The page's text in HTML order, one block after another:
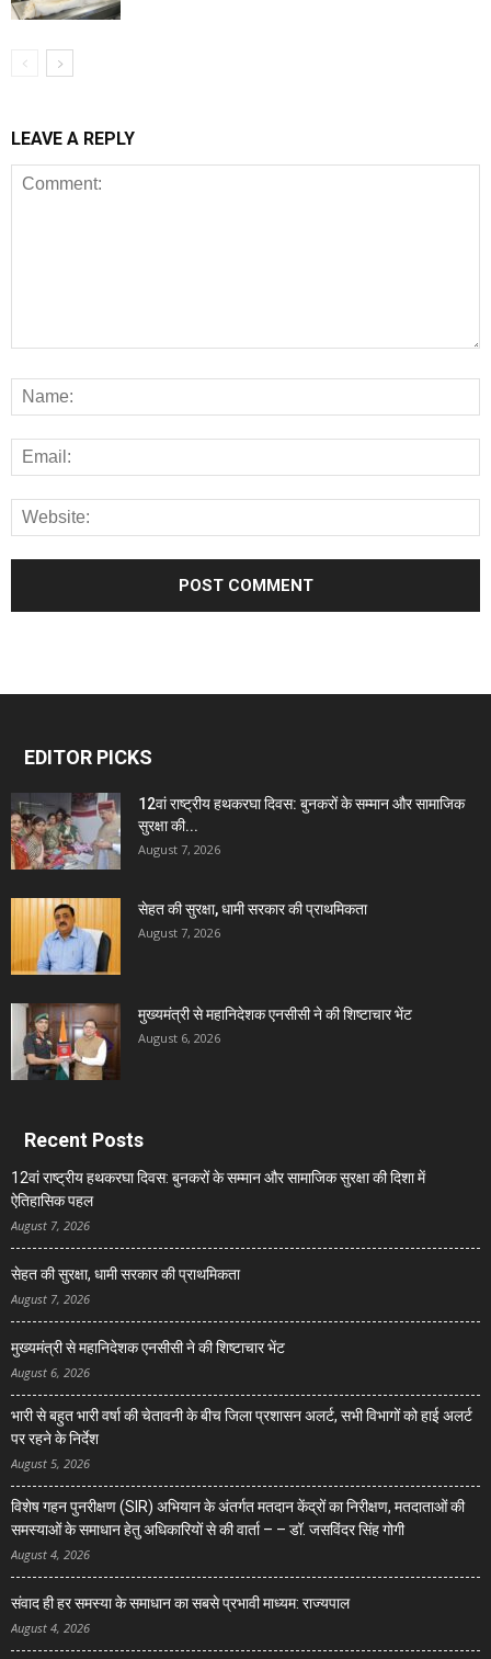
LEAVE A REPLY
EDITOR PICKS
12वां राष्ट्रीय हथकरघा दिवस: बुनकरों के सम्मान और सामाजिक
सुरक्षा की...
August 7, 2026
सेहत की सुरक्षा, धामी सरकार की प्राथमिकता
August 7, 2026
मुख्यमंत्री से महानिदेशक एनसीसी ने की शिष्टाचार भेंट
August 6, 2026
Recent Posts
12वां राष्ट्रीय हथकरघा दिवस: बुनकरों के सम्मान और सामाजिक सुरक्षा की दिशा में
ऐतिहासिक पहल
August 7, 2026
सेहत की सुरक्षा, धामी सरकार की प्राथमिकता
August 7, 2026
मुख्यमंत्री से महानिदेशक एनसीसी ने की शिष्टाचार भेंट
August 6, 2026
भारी से बहुत भारी वर्षा की चेतावनी के बीच जिला प्रशासन अलर्ट, सभी विभागों को हाई अलर्ट
पर रहने के निर्देश
August 5, 2026
विशेष गहन पुनरीक्षण (SIR) अभियान के अंतर्गत मतदान केंद्रों का निरीक्षण, मतदाताओं की
समस्याओं के समाधान हेतु अधिकारियों से की वार्ता – – डॉ. जसविंदर सिंह गोगी
August 4, 2026
संवाद ही हर समस्या के समाधान का सबसे प्रभावी माध्यम: राज्यपाल
August 4, 2026